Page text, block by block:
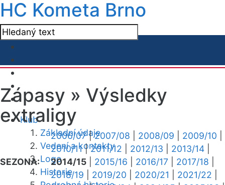
HC Kometa Brno
Klub
Základní údaje
Vedení a kontakty
Logo
Historie
Zápasy » Výsledky
extraligy
SEZONA:
2006/07|2007/08 2008/09 2009/10
2010/11|2011/12 2012/13 2013/14
2014/15
2015/16 2016/17 2017/18
2018/19
2019/20 2020/21 2021/22